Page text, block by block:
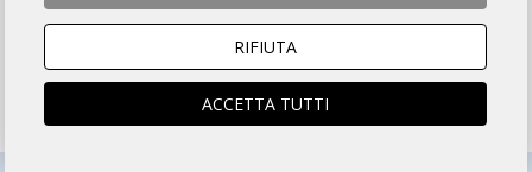
ISCRIZIONI CHIUSE
RIFIUTA
ACCETTA TUTTI